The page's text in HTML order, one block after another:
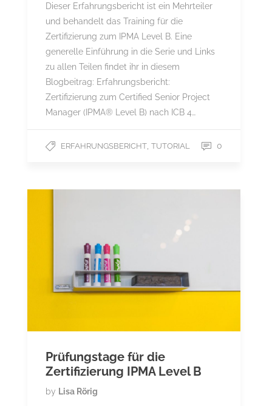
Dieser Erfahrungsbericht ist ein Mehrteiler
und behandelt das Training für die
Zertifizierung zum IPMA Level B. Eine
generelle Einführung in die Serie und Links
zu allen Teilen findet ihr in diesem
Blogbeitrag: Erfahrungsbericht:
Zertifizierung zum Certified Senior Project
Manager (IPMA® Level B) nach ICB 4…
ERFAHRUNGSBERICHT, TUTORIAL 0
Prüfungstage für die
Zertifizierung IPMA Level B
by Lisa Rörig